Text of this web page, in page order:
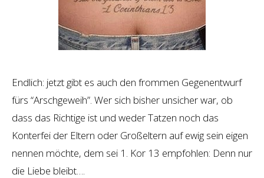
Endlich: jetzt gibt es auch den frommen Gegenentwurf
fürs “Arschgeweih”. Wer sich bisher unsicher war, ob
dass das Richtige ist und weder Tatzen noch das
Konterfei der Eltern oder Großeltern auf ewig sein eigen
nennen möchte, dem sei 1. Kor 13 empfohlen: Denn nur
die Liebe bleibt….